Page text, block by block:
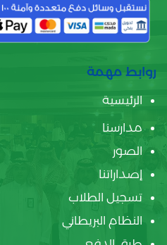
روابط مهمة
الرئيسية
مدارسنا
الصور
إصداراتنا
تسجيل الطلاب
النظام البريطاني